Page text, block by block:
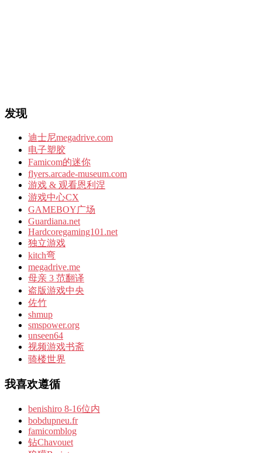
发现
迪士尼megadrive.com
电子塑胶
Famicom的迷你
flyers.arcade-museum.com
游戏 & 观看恩利涅
游戏中心CX
GAMEBOY广场
Guardiana.net
Hardcoregaming101.net
独立游戏
kitch弯
megadrive.me
母亲 3 范翻译
盗版游戏中央
佐竹
shmup
smspower.org
unseen64
视频游戏书斋
骑楼世界
我喜欢遵循
benishiro 8-16位内
bobdupneu.fr
famicomblog
钻Chavouet